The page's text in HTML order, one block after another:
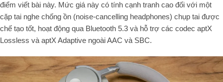
điểm viết bài này. Mức giá này có tính cạnh tranh cao đối với một
cặp tai nghe chống ồn (noise-cancelling headphones) chụp tai được
chế tạo tốt, hoạt động qua Bluetooth 5.3 và hỗ trợ các codec aptX
Lossless và aptX Adaptive ngoài AAC và SBC.